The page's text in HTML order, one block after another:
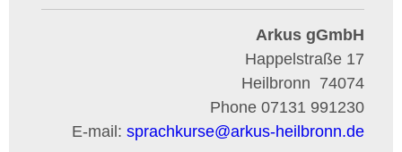
Arkus gGmbH
Happelstraße 17
74074
Heilbronn
Phone 07131 991230
E-mail: sprachkurse@arkus-heilbronn.de